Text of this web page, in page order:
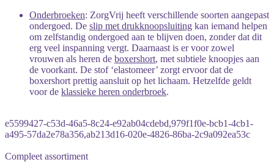
Onderbroeken: ZorgVrij heeft verschillende soorten aangepast
ondergoed. De slip met drukknoopsluiting kan iemand helpen
om zelfstandig ondergoed aan te blijven doen, zonder dat dit
erg veel inspanning vergt. Daarnaast is er voor zowel
vrouwen als heren de boxershort, met subtiele knoopjes aan
de voorkant. De stof ‘elastomeer’ zorgt ervoor dat de
boxershort prettig aansluit op het lichaam. Hetzelfde geldt
voor de klassieke heren onderbroek.
e5599427-c53d-46a5-8c24-e92ab04cdebd,979f1f0e-bcb1-4cb1-
a495-57da2e78a356,ab213d16-020e-4826-86ba-2c9a092ea53c
Compleet assortiment